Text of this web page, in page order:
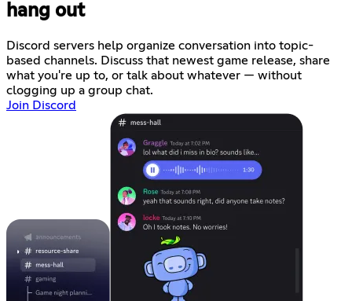
hang out
Discord servers help organize conversation into topic-
based channels. Discuss that newest game release, share
what you're up to, or talk about whatever — without
clogging up a group chat.
Join Discord